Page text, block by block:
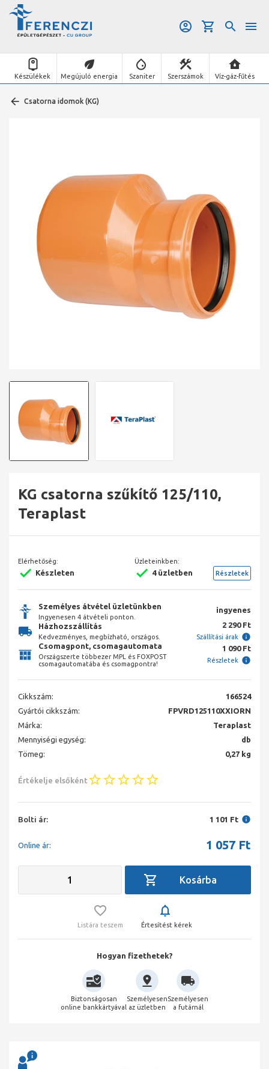
Készülékek Megújuló energia Szaniter Szerszámok Víz-gáz-fűtés
Csatorna idomok (KG)
KG csatorna szűkítő 125/110,
Teraplast
Elérhetőség:
Készleten
Üzleteinkben:
4 üzletben Részletek
Személyes átvétel üzletünkben
Ingyenesen 4 átvételi ponton.
ingyenes
Házhozszállítás
Kedvezményes, megbízható, országos.
2 290 Ft
Szállítási árak
Csomagpont, csomagautomata
Országszerte többezer MPL és FOXPOST
csomagautomatába és csomagpontra!
1 090 Ft
Részletek
Cikkszám:
166524
Gyártói cikkszám:
FPVRD125110XXIORN
Márka:
Teraplast
Mennyiségi egység:
db
Tömeg:
0,27 kg
Értékelje elsőként
Bolti ár: 1 101 Ft
Online ár: 1 057 Ft
Listára teszem Értesítést kérek
Hogyan fizethetek?
Biztonságosan
online bankkártyával
Személyesen
az üzletben
Személyesen
a futárnál